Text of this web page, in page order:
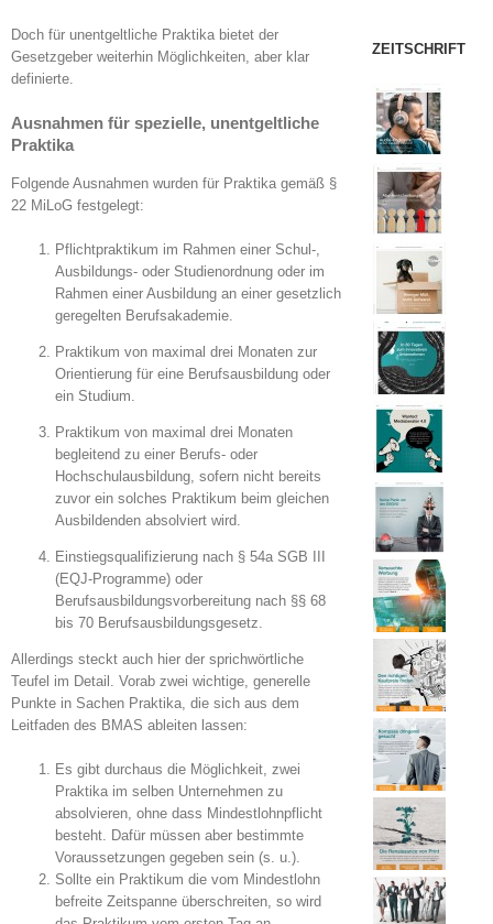
Doch für unentgeltliche Praktika bietet der
Gesetzgeber weiterhin Möglichkeiten, aber klar
definierte.
Ausnahmen für spezielle, unentgeltliche
Praktika
Folgende Ausnahmen wurden für Praktika gemäß §
22 MiLoG festgelegt:
Pflichtpraktikum im Rahmen einer Schul-,
Ausbildungs- oder Studienordnung oder im
Rahmen einer Ausbildung an einer gesetzlich
geregelten Berufsakademie.
Praktikum von maximal drei Monaten zur
Orientierung für eine Berufsausbildung oder
ein Studium.
Praktikum von maximal drei Monaten
begleitend zu einer Berufs- oder
Hochschulausbildung, sofern nicht bereits
zuvor ein solches Praktikum beim gleichen
Ausbildenden absolviert wird.
Einstiegsqualifizierung nach § 54a SGB III
(EQJ-Programme) oder
Berufsausbildungsvorbereitung nach §§ 68
bis 70 Berufsausbildungsgesetz.
Allerdings steckt auch hier der sprichwörtliche
Teufel im Detail. Vorab zwei wichtige, generelle
Punkte in Sachen Praktika, die sich aus dem
Leitfaden des BMAS ableiten lassen:
Es gibt durchaus die Möglichkeit, zwei
Praktika im selben Unternehmen zu
absolvieren, ohne dass Mindestlohnpflicht
besteht. Dafür müssen aber bestimmte
Voraussetzungen gegeben sein (s. u.).
Sollte ein Praktikum die vom Mindestlohn
befreite Zeitspanne überschreiten, so wird
ZEITSCHRIFT